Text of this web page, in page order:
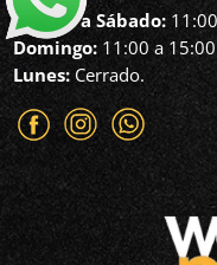
Martes a Sábado:
Domingo: 11:00 a
Lunes: Cerrado.